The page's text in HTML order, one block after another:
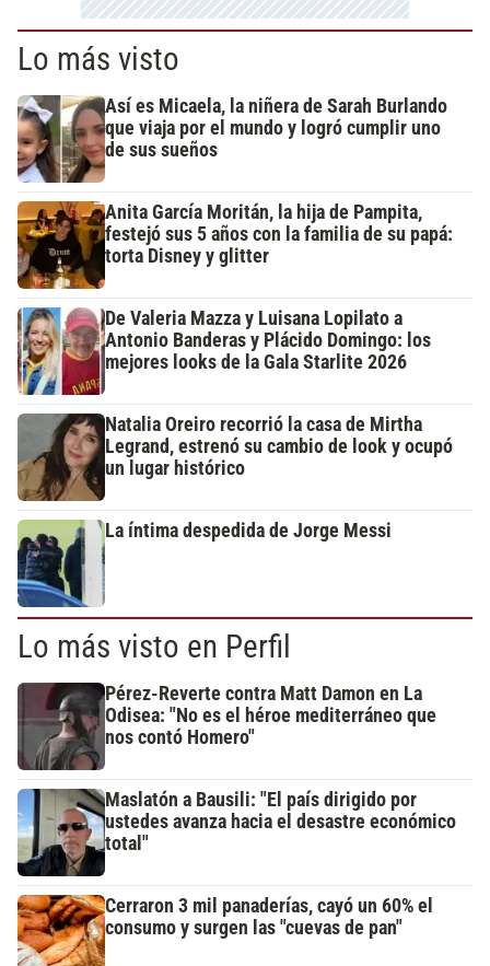
Lo más visto
Así es Micaela, la niñera de Sarah Burlando
que viaja por el mundo y logró cumplir uno
de sus sueños
Anita García Moritán, la hija de Pampita,
festejó sus 5 años con la familia de su papá:
torta Disney y glitter
De Valeria Mazza y Luisana Lopilato a
Antonio Banderas y Plácido Domingo: los
mejores looks de la Gala Starlite 2026
Natalia Oreiro recorrió la casa de Mirtha
Legrand, estrenó su cambio de look y ocupó
un lugar histórico
La íntima despedida de Jorge Messi
Lo más visto en Perfil
Pérez-Reverte contra Matt Damon en La
Odisea: "No es el héroe mediterráneo que
nos contó Homero"
Maslatón a Bausili: "El país dirigido por
ustedes avanza hacia el desastre económico
total"
Cerraron 3 mil panaderías, cayó un 60% el
consumo y surgen las "cuevas de pan"